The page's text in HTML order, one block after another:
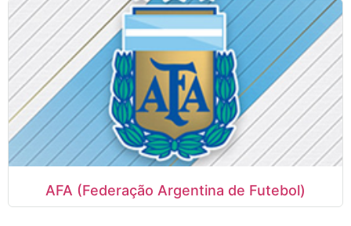
AFA (Federação Argentina de Futebol)